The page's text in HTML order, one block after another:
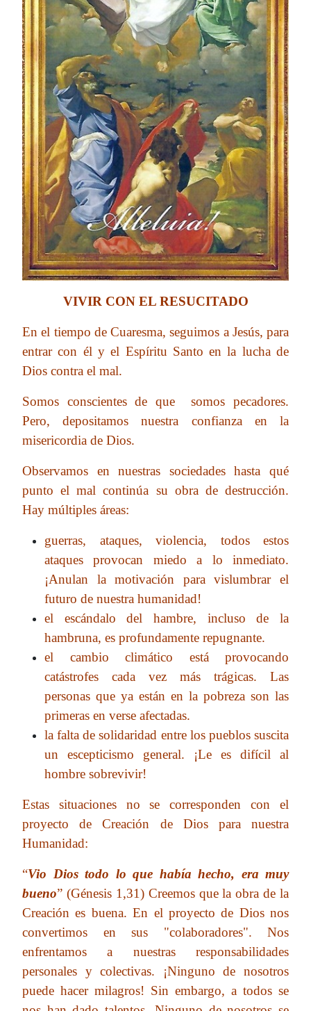
VIVIR CON EL RESUCITADO
En el tiempo de Cuaresma, seguimos a Jesús, para
entrar con él y el Espíritu Santo en la lucha de
Dios contra el mal.
Somos conscientes de que somos pecadores.
Pero, depositamos nuestra confianza en la
misericordia de Dios.
Observamos en nuestras sociedades hasta qué
punto el mal continúa su obra de destrucción.
Hay múltiples áreas:
guerras, ataques, violencia, todos estos
ataques provocan miedo a lo inmediato.
¡Anulan la motivación para vislumbrar el
futuro de nuestra humanidad!
el escándalo del hambre, incluso de la
hambruna, es profundamente repugnante.
el cambio climático está provocando
catástrofes cada vez más trágicas. Las
personas que ya están en la pobreza son las
primeras en verse afectadas.
la falta de solidaridad entre los pueblos suscita
un escepticismo general. ¡Le es difícil al
hombre sobrevivir!
Estas situaciones no se corresponden con el
proyecto de Creación de Dios para nuestra
Humanidad:
“Vio Dios todo lo que había hecho, era muy
bueno” (Génesis 1,31) Creemos que la obra de la
Creación es buena. En el proyecto de Dios nos
convertimos en sus "colaboradores". Nos
enfrentamos a nuestras responsabilidades
personales y colectivas. ¡Ninguno de nosotros
puede hacer milagros! Sin embargo, a todos se